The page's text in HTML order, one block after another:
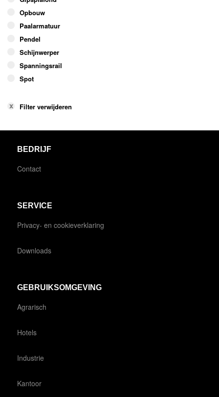
Opbouw
Paalarmatuur
Pendel
Schijnwerper
Spanningsrail
Spot
Filter verwijderen
BEDRIJF
Contact
SERVICE
Privacy- en cookieverklaring
Downloads
GEBRUIKSOMGEVING
Agrarisch
Hotels
Industrie
Kantoor